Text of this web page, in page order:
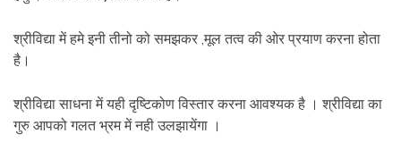
श्रीविद्या में हमे इनी तीनो को समझकर ,मूल तत्व की ओर प्रयाण करना होता
है।
श्रीविद्या साधना में यही दृष्टिकोण विस्तार करना आवश्यक है । श्रीविद्या का
गुरु आपको गलत भ्रम में नही उलझायेंगा ।